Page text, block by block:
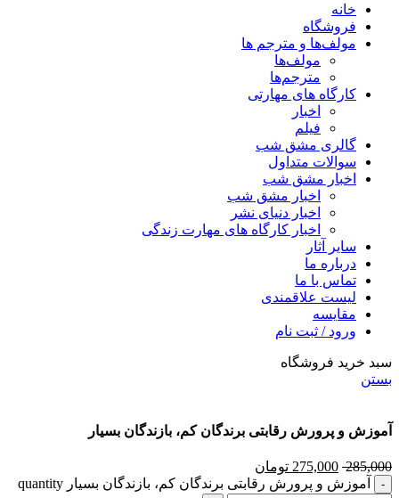
خانه
فروشگاه
مولف‌ها و مترجم ها
مولف‌ها
مترجم‌ها
کارگاه های مهارتی
اخبار
فیلم
گالری مشق شب
سوالات متداول
اخبار مشق شب
اخبار مشق شب
اخبار دنیای نشر
اخبار کارگاه های مهارت زندگی
سایر آثار
درباره ما
تماس با ما
لیست علاقمندی
مقایسه
ورود / ثبت نام
سبد خرید فروشگاه
بستن
آموزش و پرورش رقابتی برندگان کم، بازندگان بسیار
285,000
275,000 تومان
آموزش و پرورش رقابتی برندگان کم، بازندگان بسیار quantity